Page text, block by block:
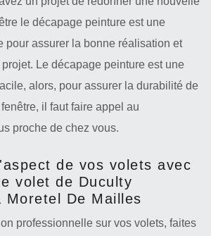
le décapage peinture est une
pour assurer la bonne réalisation et
projet. Le décapage peinture est une
alors, pour assurer la durabilité de
il faut faire appel au
proche de chez vous.
de vos volets avec
volet de Duculty
Moretel De Mailles
professionnelle sur vos volets, faites